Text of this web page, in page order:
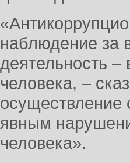
наблюдение за
деятельность –
человека, –
осуществление
явным
человека».